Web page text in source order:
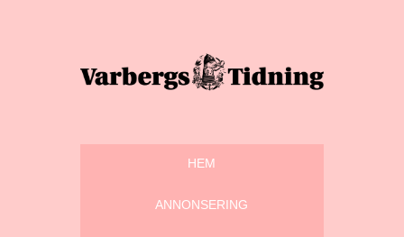
HEM
ANNONSERING